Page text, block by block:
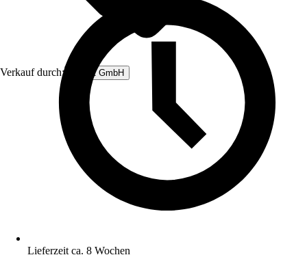
Verkauf durch: Rubart GmbH
Lieferzeit ca. 8 Wochen